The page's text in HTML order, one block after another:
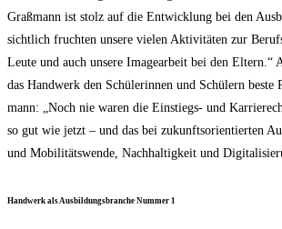
Graß­mann ist stolz auf die Ent­wick­lung bei den
sicht­lich fruch­ten unse­re vie­len Akti­vi­tä­ten zur
Leu­te und auch unse­re Image­ar­beit bei den Eltern.“
das Hand­werk den Schü­le­rin­nen und Schü­lern
mann: „Noch nie waren die Ein­stiegs- und
so gut wie jetzt – und das bei zukunfts­ori­en­tier­ten
und Mobi­li­täts­wen­de, Nach­hal­tig­keit und
Hand­werk als Aus­bil­dungs­bran­che Num­mer 1